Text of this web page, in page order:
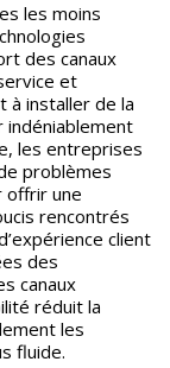
les moins
des canaux
et
à installer de la
les entreprises
problèmes
offrir une
rencontrés
client
des
canaux
réduit la
les
fluide.